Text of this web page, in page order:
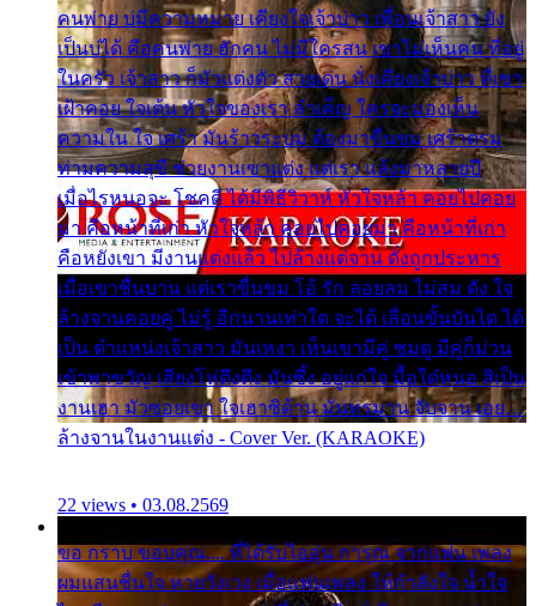
คนพ่าย บ่มีความหมาย เคียงใจเจ้าบ่าว เพื่อนเจ้าสาว ยัง
เป็นบ่ได้ คือคนพ่าย ฮักคน ไม่มีใครสน เขาไม่เห็นคน ที่อยู่
ในครัว เจ้าสาว ก็มัวแต่งตัว สวยเด่น นั่งเคียงเจ้าบ่าว ที่เขา
เฝ้าคอย ใจเต้น หัวใจของเรา ลำเค็ญ ใครจะมองเห็น
ความใน ใจ เศร้า มันร้าวระบม ต้องมาขื่นขม เศร้าตรม
ท่ามความสุขี ช่วยงานเขาแต่ง แต่เรา แล้งมาหลายปี
เมื่อไรหนอจะ โชคดี ได้มีพิธีวิวาห์ หัวใจหล้า คอยไปคอย
มา คือหน้าที่เก่า หัวใจหล้า คอยไปคอยมา คือหน้าที่เก่า
คือหยังเขา มีงานแต่งแล้ว ไปล้างแต่จาน ดั่งถูกประหาร
เมื่อเขาชื่นบาน แต่เราขื่นขม โอ้ รัก ลอยลม ไม่สม ดัง ใจ
ล้างจานคอยคู่ ไม่รู้ อีกนานเท่าใด จะได้ เลื่อนขั้นบันได ได้
เป็น ตำแหน่งเจ้าสาว มันเหงา เห็นเขามีคู่ ซมดู มีคู่ก็ม่วน
เข้าพาขวัญ เสียงโห่ตึงตึง มันซึ้ง อยู่แก่ใจ มื้อใด๋หนอ สิเป็น
งานเฮา มัวซอยเขา ใจเฮาซิด้าน มันทรมาน จับจาน เอย…
ล้างจานในงานแต่ง - Cover Ver. (KARAOKE)
22 views • 03.08.2569
ขอ กราบ ขอบคุณ.... ที่ได้รับไออุ่น การุณ จากแฟน เพลง
ผมแสนชื่นใจ หายวังเวง เมื่อแฟนเพลง ให้กำลังใจ น้ำใจ